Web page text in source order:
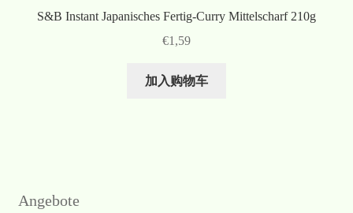
S&B Instant Japanisches Fertig-Curry Mittelscharf 210g
€1,59
加入购物车
Angebote